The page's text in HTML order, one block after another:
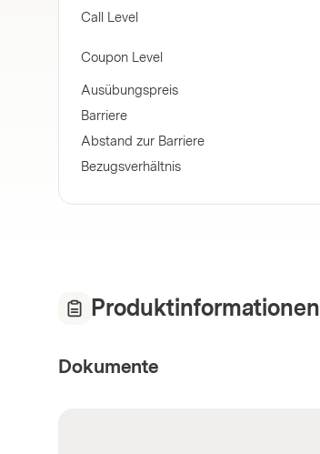
Call Level
Coupon Level
Ausübungspreis
Barriere
Abstand zur Barriere
Bezugsverhältnis
Produktinformationen
Dokumente